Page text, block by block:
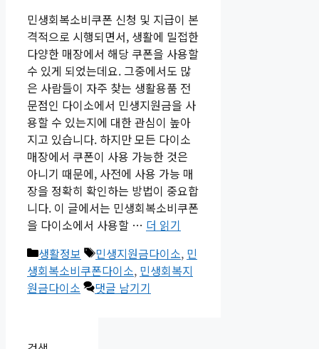
민생회복소비쿠폰 신청 및 지급이 본
격적으로 시행되면서, 생활에 밀접한
다양한 매장에서 해당 쿠폰을 사용할
수 있게 되었는데요. 그중에서도 많
은 사람들이 자주 찾는 생활용품 전
문점인 다이소에서 민생지원금을 사
용할 수 있는지에 대한 관심이 높아
지고 있습니다. 하지만 모든 다이소
매장에서 쿠폰이 사용 가능한 것은
아니기 때문에, 사전에 사용 가능 매
장을 정확히 확인하는 방법이 중요합
니다. 이 글에서는 민생회복소비쿠폰
을 다이소에서 사용할 … 더 읽기
카
테
고
생활정보
태
그
민생지원금다이소, 민
생회복소비쿠폰다이소, 민생회복지
원금다이소
댓글 남기기